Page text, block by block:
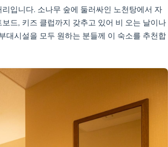
입니다. 소나무 숲에 둘러싸인 노천탕에서 자
드, 키즈 클럽까지 갖추고 있어 비 오는 날이나
대시설을 모두 원하는 분들께 이 숙소를 추천합